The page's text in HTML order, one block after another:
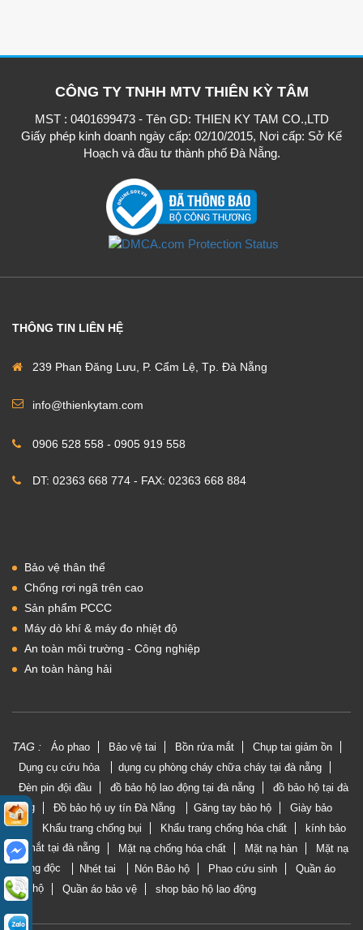
CÔNG TY TNHH MTV THIÊN KỲ TÂM
MST : 0401699473 - Tên GD: THIEN KY TAM CO.,LTD
Giấy phép kinh doanh ngày cấp: 02/10/2015, Nơi cấp: Sở Kế
Hoạch và đầu tư thành phố Đà Nẵng.
THÔNG TIN LIÊN HỆ
239 Phan Đăng Lưu, P. Cẩm Lệ, Tp. Đà Nẵng
info@thienkytam.com
0906 528 558 - 0905 919 558
DT: 02363 668 774 - FAX: 02363 668 884
Bảo vệ thân thể
Chống rơi ngã trên cao
Sản phẩm PCCC
Máy dò khí & máy đo nhiệt độ
An toàn môi trường - Công nghiệp
An toàn hàng hải
TAG : Áo phao Bảo vệ tai Bồn rửa mắt
Chụp tai giảm ồn
Dụng cụ cứu hỏa
dụng cụ phòng cháy chữa cháy tại đà nẵng
Đèn pin đội đầu
đồ bảo hộ lao động tại đà nẵng đồ bảo hộ tại đà
nẵng Đồ bảo hộ uy tín Đà Nẵng Găng tay bảo hộ Giày bảo
hộ Khẩu trang chống bụi Khẩu trang chống hóa chất kính bảo
vệ mắt tại đà nẵng Mặt nạ chống hóa chất Mặt nạ hàn Mặt nạ
phòng độc Nhét tai Nón Bảo hộ Phao cứu sinh Quần áo
bảo hộ Quần áo bảo vệ shop bảo hộ lao động